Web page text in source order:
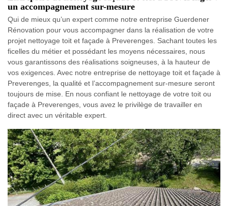
un accompagnement sur-mesure
Qui de mieux qu’un expert comme notre entreprise Guerdener
Rénovation pour vous accompagner dans la réalisation de votre
projet nettoyage toit et façade à Preverenges. Sachant toutes les
ficelles du métier et possédant les moyens nécessaires, nous
vous garantissons des réalisations soigneuses, à la hauteur de
vos exigences. Avec notre entreprise de nettoyage toit et façade à
Preverenges, la qualité et l’accompagnement sur-mesure seront
toujours de mise. En nous confiant le nettoyage de votre toit ou
façade à Preverenges, vous avez le privilège de travailler en
direct avec un véritable expert.